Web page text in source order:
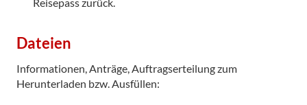
Dateien
Informationen, Anträge, Auftragserteilung zum
Herunterladen bzw. Ausfüllen: